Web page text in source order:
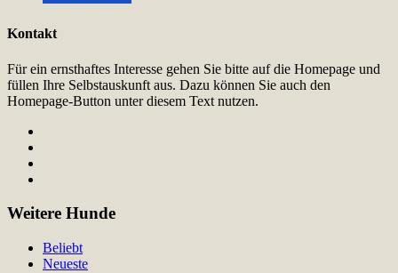
Kontakt
Für ein ernsthaftes Interesse gehen Sie bitte auf die Homepage und
füllen Ihre Selbstauskunft aus. Dazu können Sie auch den
Homepage-Button unter diesem Text nutzen.
Weitere Hunde
Beliebt
Neueste